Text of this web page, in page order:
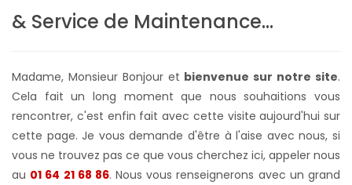
& Service de Maintenance...
Madame, Monsieur Bonjour et bienvenue sur notre site.
Cela fait un long moment que nous souhaitions vous
rencontrer, c'est enfin fait avec cette visite aujourd'hui sur
cette page. Je vous demande d'être à l'aise avec nous, si
vous ne trouvez pas ce que vous cherchez ici, appeler nous
au 01 64 21 68 86. Nous vous renseignerons avec un grand